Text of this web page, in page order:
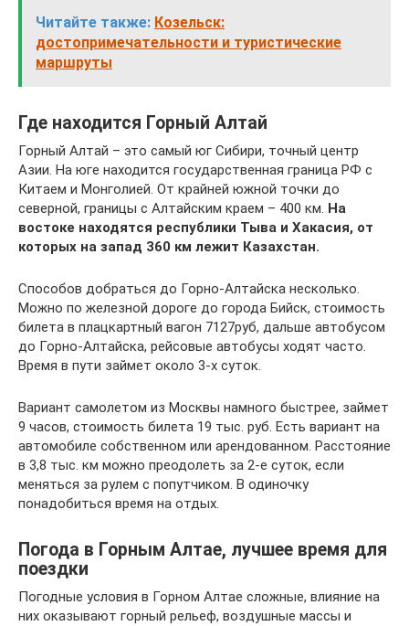
Читайте также: Козельск:
достопримечательности и туристические
маршруты
Где находится Горный Алтай
Горный Алтай – это самый юг Сибири, точный центр
Азии. На юге находится государственная граница РФ с
Китаем и Монголией. От крайней южной точки до
северной, границы с Алтайским краем – 400 км. На
востоке находятся республики Тыва и Хакасия, от
которых на запад 360 км лежит Казахстан.
Способов добраться до Горно-Алтайска несколько.
Можно по железной дороге до города Бийск, стоимость
билета в плацкартный вагон 7127руб, дальше автобусом
до Горно-Алтайска, рейсовые автобусы ходят часто.
Время в пути займет около 3-х суток.
Вариант самолетом из Москвы намного быстрее, займет
9 часов, стоимость билета 19 тыс. руб. Есть вариант на
автомобиле собственном или арендованном. Расстояние
в 3,8 тыс. км можно преодолеть за 2-е суток, если
меняться за рулем с попутчиком. В одиночку
понадобиться время на отдых.
Погода в Горным Алтае, лучшее время для
поездки
Погодные условия в Горном Алтае сложные, влияние на
них оказывают горный рельеф, воздушные массы и